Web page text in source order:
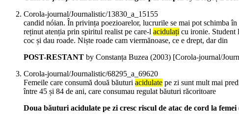
Corola-journal/Journalistic/13830_a_15155
candid nóian. În privința poezioarelor, lucrurile se mai pot schimba
reținut atenția prin spiritul realist pe care-l acidulați cu ironie. Student
coc și dau roade. Niște roade cam viermănoase, ce e drept, dar din
POST-RESTANT by Constanța Buzea (2003) [Corola-journal/
Corola-journal/Journalistic/68295_a_69620
Femeile care consumă două băuturi acidulate pe zi sunt mult mai
între 45 și 84 de ani, care consumau regulat băuturi răcoritoare
Doua băuturi acidulate pe zi cresc riscul de atac de cord la femei